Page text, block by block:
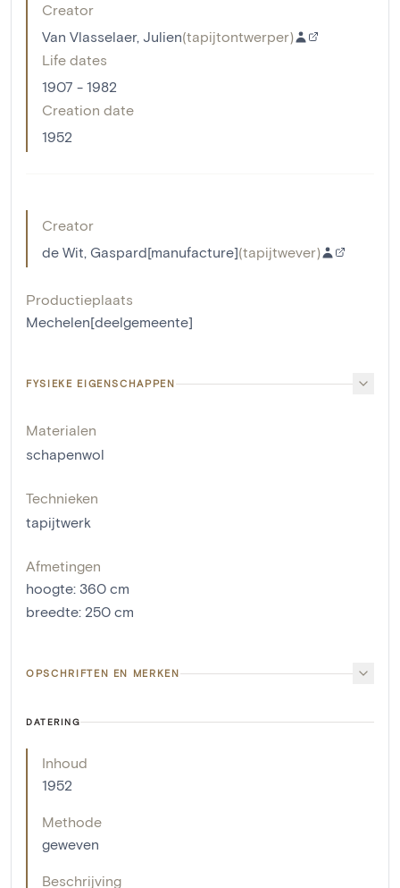
Creator
Van Vlasselaer, Julien(tapijtontwerper)
Life dates
1907 - 1982
Creation date
1952
Creator
de Wit, Gaspard[manufacture](tapijtwever)
Productieplaats
Mechelen[deelgemeente]
FYSIEKE EIGENSCHAPPEN
Materialen
schapenwol
Technieken
tapijtwerk
Afmetingen
hoogte: 360 cm
breedte: 250 cm
OPSCHRIFTEN EN MERKEN
DATERING
Inhoud
1952
Methode
geweven
Beschrijving